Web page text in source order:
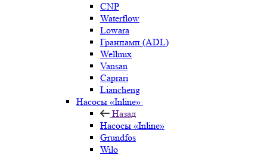
CNP
Waterflow
Lowara
Гранпамп (ADL)
Wellmix
Vansan
Caprari
Liancheng
Насосы «Inline»
Назад
Насосы «Inline»
Grundfos
Wilo